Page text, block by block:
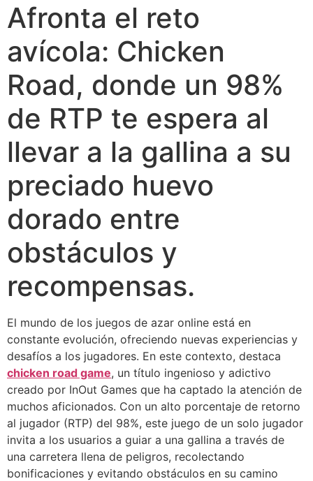
Afronta el reto
avícola: Chicken
Road, donde un 98%
de RTP te espera al
llevar a la gallina a su
preciado huevo
dorado entre
obstáculos y
recompensas.
El mundo de los juegos de azar online está en
constante evolución, ofreciendo nuevas experiencias y
desafíos a los jugadores. En este contexto, destaca
chicken road game, un título ingenioso y adictivo
creado por InOut Games que ha captado la atención de
muchos aficionados. Con un alto porcentaje de retorno
al jugador (RTP) del 98%, este juego de un solo jugador
invita a los usuarios a guiar a una gallina a través de
una carretera llena de peligros, recolectando
bonificaciones y evitando obstáculos en su camino